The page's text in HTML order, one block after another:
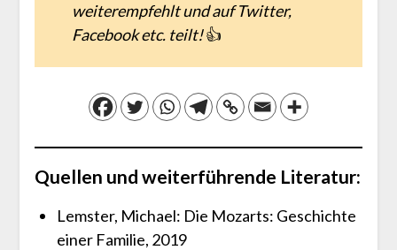
weiterempfehlt und auf Twitter,
Facebook etc. teilt!👍
Quellen und weiterführende Literatur:
Lemster, Michael: Die Mozarts: Geschichte
einer Familie, 2019